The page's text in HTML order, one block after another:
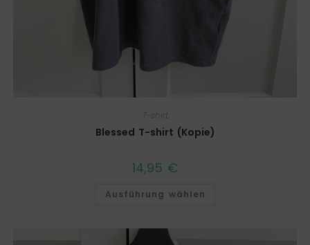
T-shirt
Blessed T-shirt (Kopie)
14,95 €
Ausführung wählen